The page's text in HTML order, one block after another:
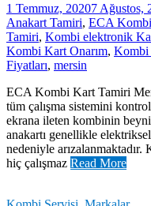
1 Temmuz, 20207 Ağustos,
Anakart Tamiri, ECA Kombi
Tamiri, Kombi elektronik
Kombi Kart Onarım, Kombi
Fiyatları, mersin
ECA Kombi Kart Tamiri
tüm çalışma sistemini
ekrana ileten kombinin
anakartı genellikle
nedeniyle
hiç çalışmaz Read More